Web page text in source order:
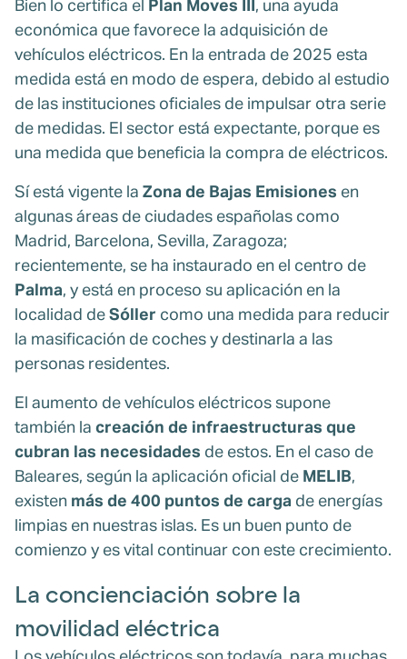
Bien lo certifica el Plan Moves III , una ayuda
económica que favorece la adquisición de
vehículos eléctricos. En la entrada de 2025 esta
medida está en modo de espera, debido al estudio
de las instituciones oficiales de impulsar otra serie
de medidas. El sector está expectante, porque es
una medida que beneficia la compra de eléctricos.
Sí está vigente la Zona de Bajas Emisiones en
algunas áreas de ciudades españolas como
Madrid, Barcelona, Sevilla, Zaragoza;
recientemente, se ha instaurado en el centro de
Palma, y está en proceso su aplicación en la
localidad de Sóller como una medida para reducir
la masificación de coches y destinarla a las
personas residentes.
El aumento de vehículos eléctricos supone
también la creación de infraestructuras que
cubran las necesidades de estos. En el caso de
Baleares, según la aplicación oficial de MELIB,
existen más de 400 puntos de carga de energías
limpias en nuestras islas. Es un buen punto de
comienzo y es vital continuar con este crecimiento.
La concienciación sobre la
movilidad eléctrica